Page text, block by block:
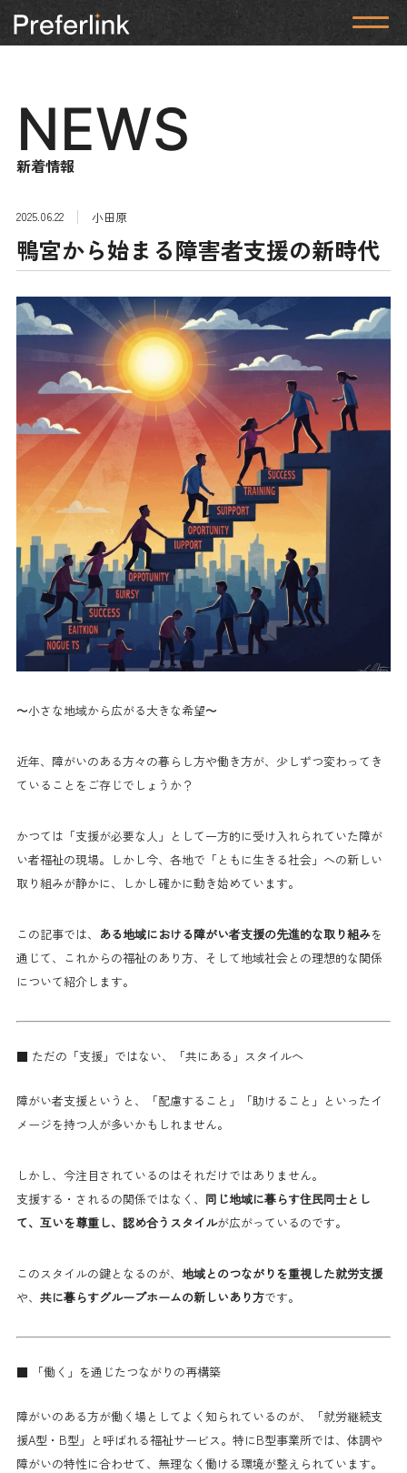
NEWS
新着情報
2025.06.22 小田原
鴨宮から始まる障害者支援の新時代
〜小さな地域から広がる大きな希望〜
近年、障がいのある方々の暮らし方や働き方が、少しずつ変わってき
ていることをご存じでしょうか？
かつては「支援が必要な人」として一方的に受け入れられていた障が
い者福祉の現場。しかし今、各地で「ともに生きる社会」への新しい
取り組みが静かに、しかし確かに動き始めています。
この記事では、 ある地域における障がい者支援の先進的な取り組みを
通じて、これからの福祉のあり方、そして地域社会との理想的な関係
について紹介します。
■ ただの「支援」ではない、「共にある」スタイルへ
障がい者支援というと、「配慮すること」「助けること」といったイ
メージを持つ人が多いかもしれません。
しかし、今注目されているのはそれだけではありません。
支援する・されるの関係ではなく、 同じ地域に暮らす住民同士とし
て、互いを尊重し、認め合うスタイルが広がっているのです。
このスタイルの鍵となるのが、 地域とのつながりを重視した就労支援
や、 共に暮らすグループホームの新しいあり方です。
■ 「働く」を通じたつながりの再構築
障がいのある方が働く場としてよく知られているのが、「就労継続支
援A型・B型」と呼ばれる福祉サービス。特にB型事業所では、体調や
障がいの特性に合わせて、無理なく働ける環境が整えられています。